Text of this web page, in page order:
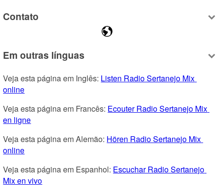
Contato
Em outras línguas
Veja esta página em Inglês: Listen Radio Sertanejo Mix
online
Veja esta página em Francês: Ecouter Radio Sertanejo Mix
en ligne
Veja esta página em Alemão: Hören Radio Sertanejo Mix
online
Veja esta página em Espanhol: Escuchar Radio Sertanejo
Mix en vivo